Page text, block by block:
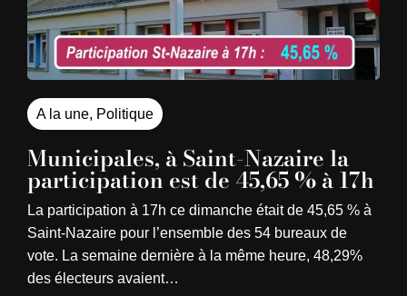
A la une, Politique
Municipales, à Saint-Nazaire la
participation est de 45,65 % à 17h
La participation à 17h ce dimanche était de 45,65 % à
Saint-Nazaire pour l’ensemble des 54 bureaux de
vote. La semaine dernière à la même heure, 48,29%
des électeurs avaient…